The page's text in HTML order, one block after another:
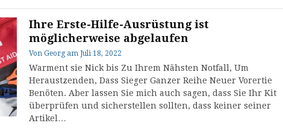
Ihre Erste-Hilfe-Ausrüstung ist
möglicherweise abgelaufen
Von Georg am Juli 18, 2022
Warment sie Nick bis Zu Ihrem Nähsten Notfall, Um
Heraustzenden, Dass Sieger Ganzer Reihe Neuer Vorertie
Benöten. Aber lassen Sie mich auch sagen, dass Sie Ihr Kit
überprüfen und sicherstellen sollten, dass keiner seiner
Artikel…